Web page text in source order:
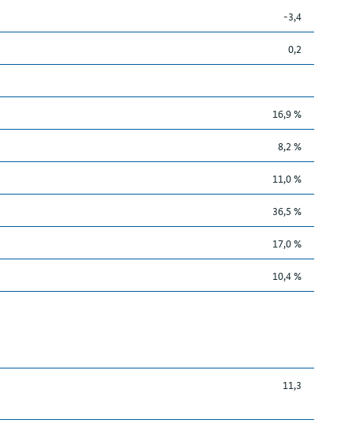
-3,4
0,2
16,9 %
8,2 %
11,0 %
36,5 %
17,0 %
10,4 %
11,3